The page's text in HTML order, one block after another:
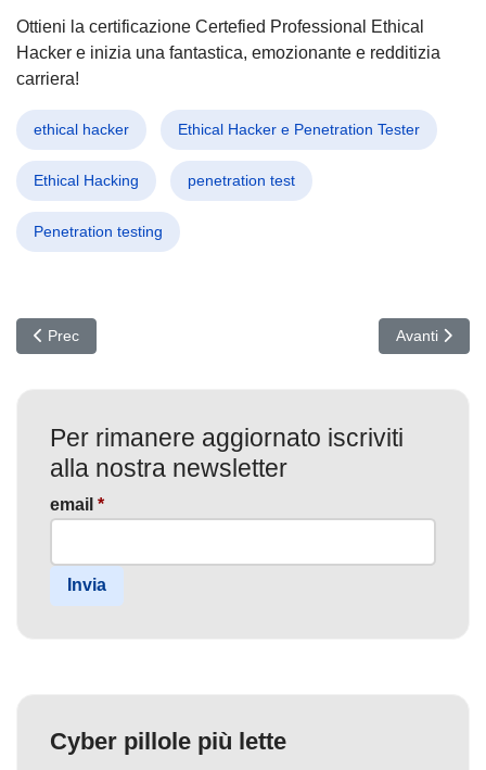
Ottieni la certificazione Certefied Professional Ethical
Hacker e inizia una fantastica, emozionante e redditizia
carriera!
ethical hacker Ethical Hacker e Penetration Tester
Ethical Hacking penetration test
Penetration testing
Articolo precedente: Un nuovo Trojan ruba informazioni personali
Prec Articolo
Avanti
Per rimanere aggiornato iscriviti
alla nostra newsletter
email *
Invia
Cyber pillole più lette